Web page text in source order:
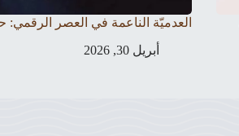
العدميّة الناعمة في العصر الرقمي:
أبريل 30, 2026